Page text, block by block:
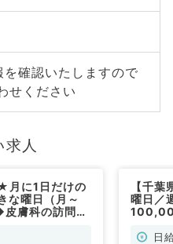
を確認いたしますので
せください
人
月に1日だけの
な曜日（月～
膚科の訪問診
療・皮膚科
【千
曜日／
最寄日